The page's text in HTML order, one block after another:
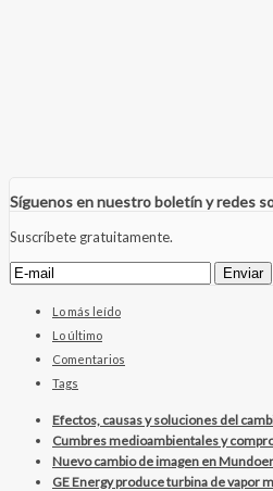
Síguenos en nuestro boletín y redes
Suscríbete gratuitamente.
Lo más leído
Lo último
Comentarios
Tags
Efectos, causas y soluciones del
Cumbres medioambientales y
Nuevo cambio de imagen en
GE Energy produce turbina de vapor